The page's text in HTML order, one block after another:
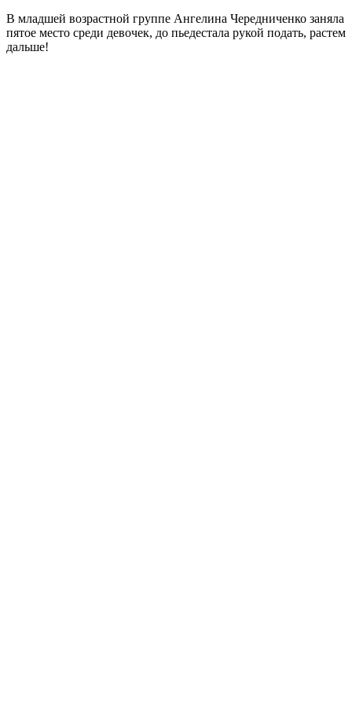
В младшей возрастной группе Ангелина Чередниченко заняла
пятое место среди девочек, до пьедестала рукой подать, растем
дальше!